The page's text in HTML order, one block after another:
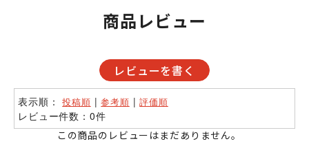
商品レビュー
レビューを書く
表示順：投稿順 |参考順 |評価順
レビュー件数：0件
この商品のレビューはまだありません。